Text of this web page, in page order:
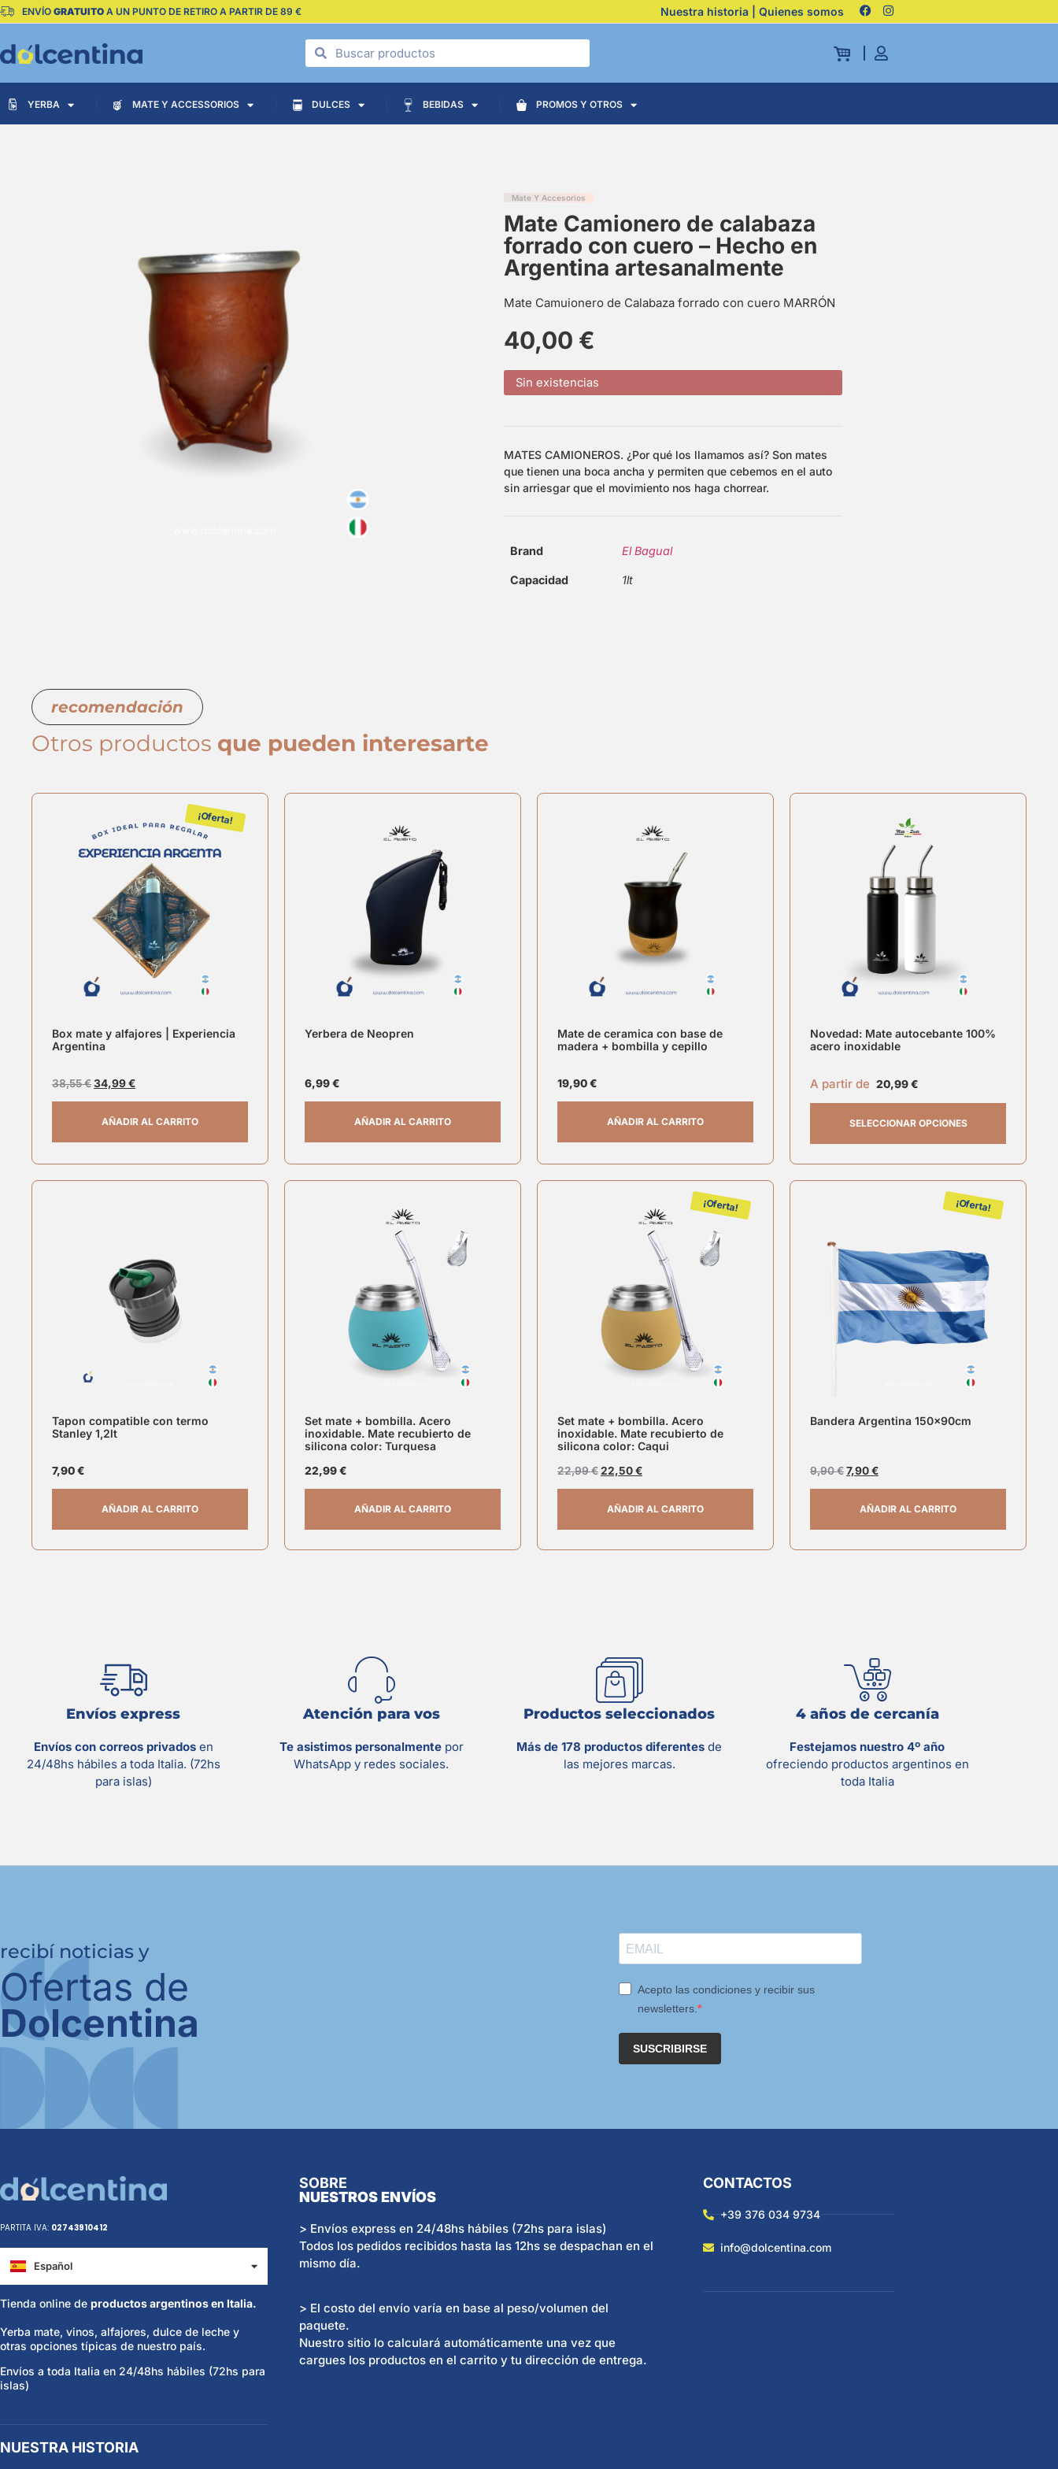
ENVÍO GRATUITO A UN PUNTO DE RETIRO A PARTIR DE 89 € Nuestra historia | Quienes somos
YERBA MATE Y ACCESSORIOS DULCES BEBIDAS PROMOS Y OTROS
Mate Y Accesorios
Mate Camionero de calabaza
forrado con cuero – Hecho en
Argentina artesanalmente
Mate Camuionero de Calabaza forrado con cuero MARRÓN
40,00 €
Sin existencias
MATES CAMIONEROS. ¿Por qué los llamamos así? Son mates
que tienen una boca ancha y permiten que cebemos en el auto
sin arriesgar que el movimiento nos haga chorrear.
Brand El Bagual
Capacidad 1lt
recomendación
Otros productos que pueden interesarte
¡Oferta!
Box mate y alfajores | Experiencia
Argentina
38,55€34,99€
AÑADIR AL CARRITO
Yerbera de Neopren
6,99€
AÑADIR AL CARRITO
Mate de ceramica con base de
madera + bombilla y cepillo
19,90€
AÑADIR AL CARRITO
Novedad: Mate autocebante 100%
acero inoxidable
A partir de 20,99€
SELECCIONAR OPCIONES
Tapon compatible con termo
Stanley 1,2lt
7,90€
AÑADIR AL CARRITO
Set mate + bombilla. Acero
inoxidable. Mate recubierto de
silicona color: Turquesa
22,99€
AÑADIR AL CARRITO
¡Oferta!
Set mate + bombilla. Acero
inoxidable. Mate recubierto de
silicona color: Caqui
22,99€22,50€
AÑADIR AL CARRITO
¡Oferta!
Bandera Argentina 150x90cm
9,90€7,90€
AÑADIR AL CARRITO
Envíos express
Envíos con correos privados en
24/48hs hábiles a toda Italia. (72hs
para islas)
Atención para vos
Te asistimos personalmentepor
WhatsApp y redes sociales.
Productos seleccionados
Más de 178 productos diferentes de
las mejores marcas.
4 años de cercanía
Festejamos nuestro 4º año
ofreciendo productos argentinos en
toda Italia
recibí noticias y
Ofertas de
Dolcentina
Acepto las condiciones y recibir sus
newsletters.
SUSCRIBIRSE
PARTITA IVA: 02743910412
Español
Italiano
Tienda online de productos argentinos en Italia.
Yerba mate, vinos, alfajores, dulce de leche y
otras opciones típicas de nuestro país.
Envíos a toda Italia en 24/48hs hábiles (72hs para
islas)
NUESTRA HISTORIA
SOBRE
NUESTROS ENVÍOS
> Envíos express en 24/48hs hábiles (72hs para islas)
Todos los pedidos recibidos hasta las 12hs se despachan en el
mismo día.
> El costo del envío varía en base al peso/volumen del
paquete.
Nuestro sitio lo calculará automáticamente una vez que
cargues los productos en el carrito y tu dirección de entrega.
CONTACTOS
+39 376 034 9734
info@dolcentina.com